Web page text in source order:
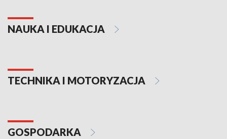
NAUKA I EDUKACJA
TECHNIKA I MOTORYZACJA
GOSPODARKA